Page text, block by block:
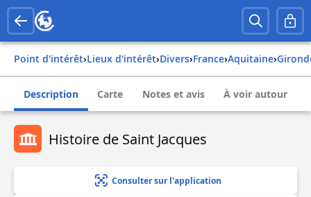
Point d'intérêt› Lieux d'intérêt› Divers› france› aquitaine›
Description Carte Notes et avis À voir autour
Histoire de Saint Jacques
Consulter sur l'application